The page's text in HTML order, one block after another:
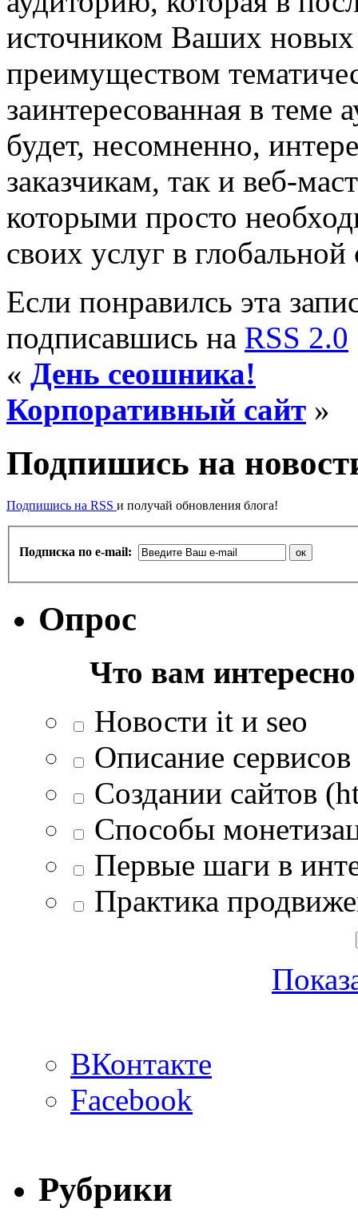
источником Ваших
преимуществом
заинтересованная в теме
будет, несомненно,
заказчикам, так и веб-
которыми просто
своих услуг в глобальной
Если понравилсь эта
подписавшись на RSS 2.0
« День сеошника!
Корпоративный сайт »
Подпишись на
Подпишись на RSS и получай обновления блога!
Подписка по e-mail:
Опрос
Что вам
Новости it и seo
Описание
Создании сайтов
Способы
Первые шаги в
Практика
ВКонтакте
Facebook
Рубрики